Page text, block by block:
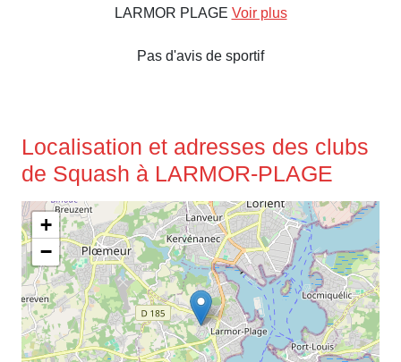
LARMOR PLAGE Voir plus
Pas d'avis de sportif
Localisation et adresses des clubs
de Squash à LARMOR-PLAGE
+
−